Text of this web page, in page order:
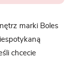
marki Boles
chcecie